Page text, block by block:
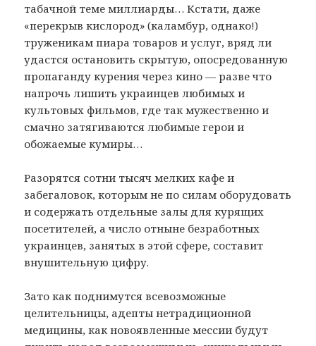
табачной теме миллиарды… Кстати, даже
«перекрыв кислород» (каламбур, однако!)
труженикам пиара товаров и услуг, вряд ли
удастся остановить скрытую, опосредованную
пропаганду курения через кино — разве что
напрочь лишить украинцев любимых и
культовых фильмов, где так мужественно и
смачно затягиваются любимые герои и
обожаемые кумиры…
Разорятся сотни тысяч мелких кафе и
забегаловок, которым не по силам оборудовать
и содержать отдельные залы для курящих
посетителей, а число отныне безработных
украинцев, занятых в этой сфере, составит
внушительную цифру.
Зато как поднимутся всевозможные
целительницы, адепты нетрадиционной
медицины, как новоявленные мессии будут